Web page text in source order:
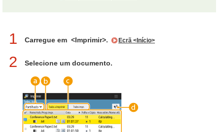
1 Carregue em <Imprimir>. Ecrã <Início>
2 Selecione um documento.